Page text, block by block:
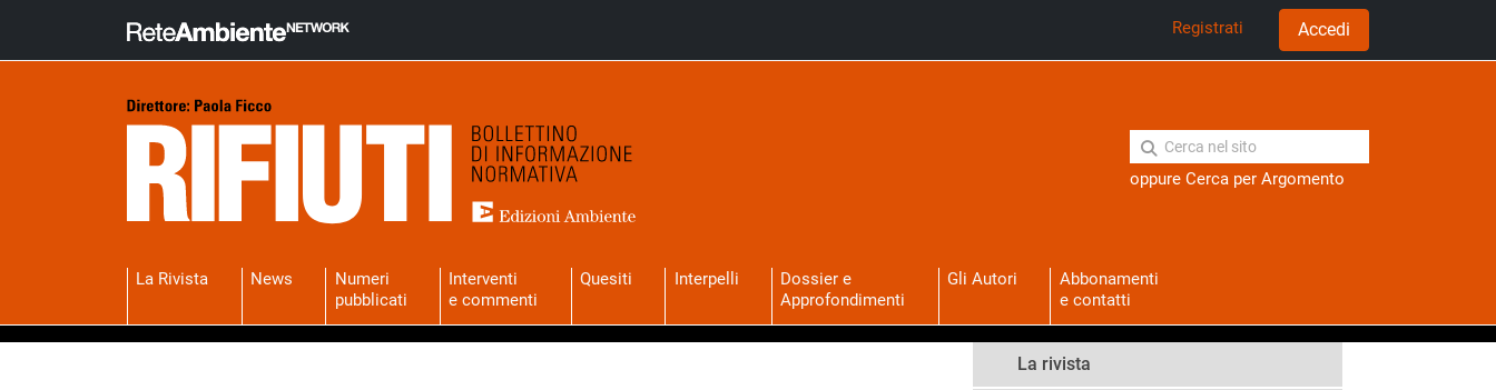
Registrati Accedi
oppure Cerca per Argomento
La Rivista News
Numeri
pubblicati
Interventi
e commenti
Quesiti Interpelli
Dossier e
Approfondimenti
Gli Autori
Abbonamenti
e contatti
La rivista